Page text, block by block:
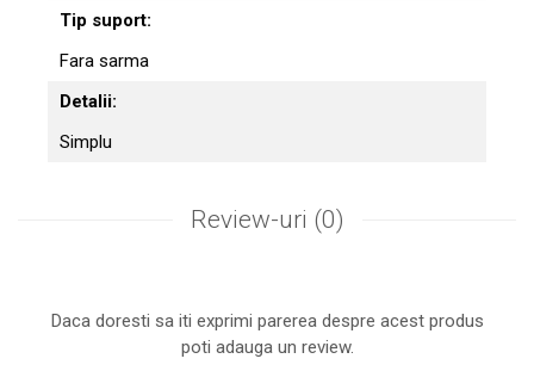
Tip suport:
Fara sarma
Detalii:
Simplu
Review-uri (0)
Daca doresti sa iti exprimi parerea despre acest produs
poti adauga un review.